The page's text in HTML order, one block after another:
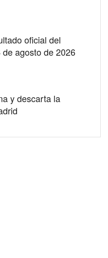
oficial del
agosto de 2026
y descarta la